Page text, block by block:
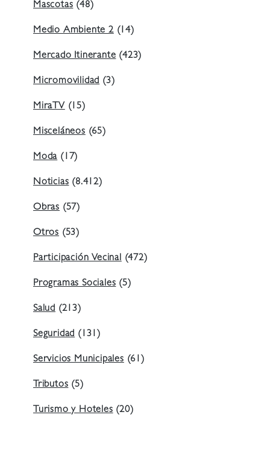
Mascotas(48)
Medio Ambiente 2(14)
Mercado Itinerante(423)
Micromovilidad(3)
MiraTV(15)
Misceláneos(65)
Moda(17)
Noticias(8.412)
Obras (57)
Otros (53)
Participación Vecinal(472)
Programas Sociales(5)
Salud (213)
Seguridad(131)
Servicios Municipales(61)
Tributos(5)
Turismo y Hoteles(20)